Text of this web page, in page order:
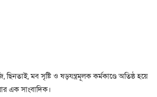
মব সৃষ্টি ও ষড়যন্ত্রমূলক কর্মকাণ্ডে অতিষ্ঠ হয়ে
এক সাংবাদিক।